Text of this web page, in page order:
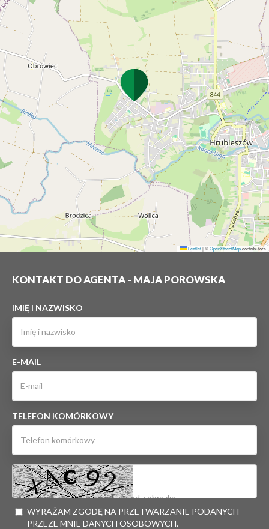
Leaflet|©OpenStreetMapcontributors
KONTAKT DO AGENTA - MAJA POROWSKA
IMIĘ I NAZWISKO
E-MAIL
TELEFON KOMÓRKOWY
WYRAŻAM ZGODĘ NA PRZETWARZANIE PODANYCH
PRZEZE MNIE DANYCH OSOBOWYCH.